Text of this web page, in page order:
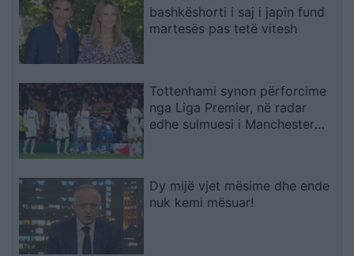
bashkëshorti i saj i japin fund
martesës pas tetë vitesh
Tottenhami synon përforcime
nga Liga Premier, në radar
edhe sulmuesi i Manchester
Dy mijë vjet mësime dhe ende
nuk kemi mësuar!